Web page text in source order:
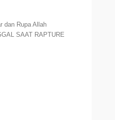
dan Rupa Allah
SAAT RAPTURE